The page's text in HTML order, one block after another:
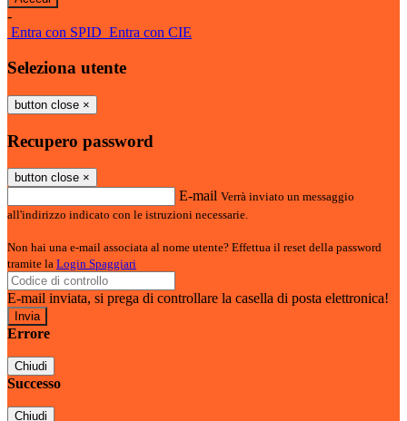
-
Entra con SPID Entra con CIE
Seleziona utente
button close ×
Recupero password
button close ×
E-mail Verrà inviato un messaggio
all'indirizzo indicato con le istruzioni necessarie.
Non hai una e-mail associata al nome utente? Effettua il reset della password
tramite la Login Spaggiari
E-mail inviata, si prega di controllare la casella di posta elettronica!
Errore
Chiudi
Successo
Chiudi